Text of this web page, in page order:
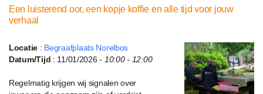
Een luisterend oor, een kopje koffie en alle tijd voor jouw
verhaal
Locatie : Begraafplaats Norelbos
Datum/Tijd : 11/01/2026 - 10:00 - 12:00
Regelmatig krijgen wij signalen over